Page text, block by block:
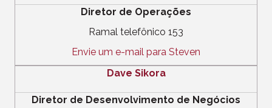
Diretor de Operações
Ramal telefônico 153
Envie um e-mail para Steven
Dave Sikora
Diretor de Desenvolvimento de Negócios